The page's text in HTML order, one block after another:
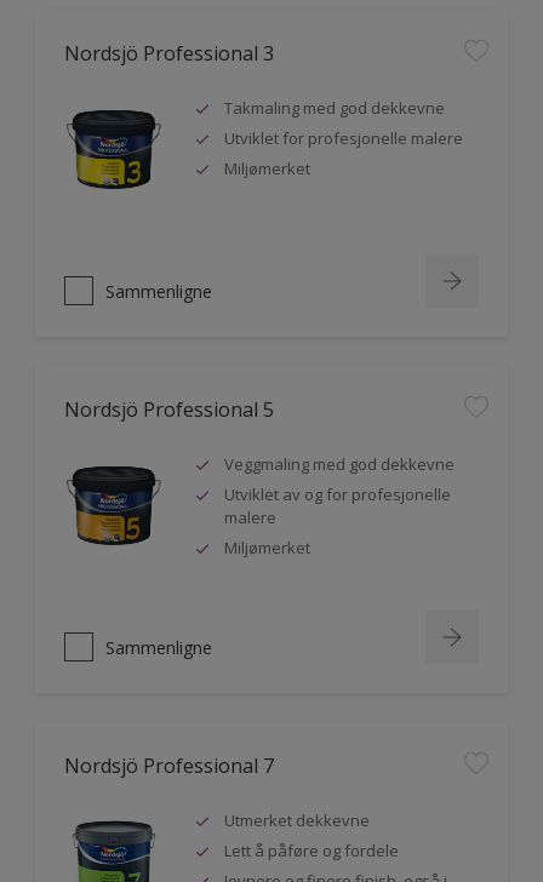
Nordsjö Professional 3
Takmaling med god dekkevne
Utviklet for profesjonelle malere
Miljømerket
Sammenligne
Nordsjö Professional 5
Veggmaling med god dekkevne
Utviklet av og for profesjonelle
malere
Miljømerket
Sammenligne
Nordsjö Professional 7
Utmerket dekkevne
Lett å påføre og fordele